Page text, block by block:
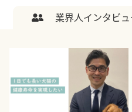
業界人インタビュ